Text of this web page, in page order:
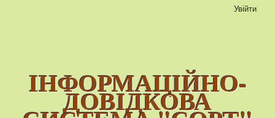
ІНФОРМАЦІЙНО-
ДОВІДКОВА
Увійти